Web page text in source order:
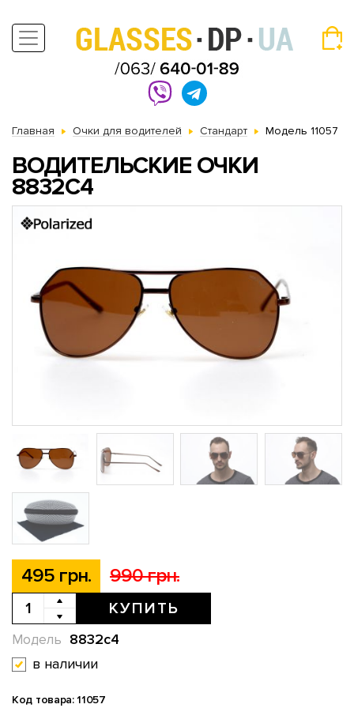
Главная Очки для водителей Стандарт Модель 11057
ВОДИТЕЛЬСКИЕ ОЧКИ
8832C4
495 грн. 990 грн.
КУПИТЬ
8832c4
Модель
в наличии
Код товара: 11057